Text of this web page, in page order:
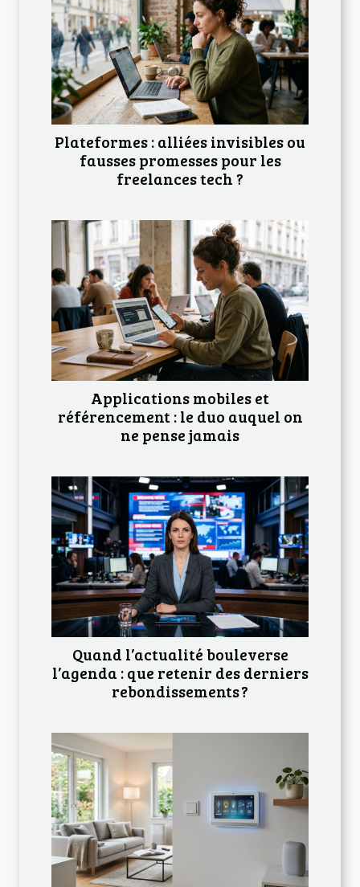
Plateformes : alliées invisibles ou
fausses promesses pour les
freelances tech ?
Applications mobiles et
référencement : le duo auquel on
ne pense jamais
Quand l’actualité bouleverse
l’agenda : que retenir des derniers
rebondissements ?